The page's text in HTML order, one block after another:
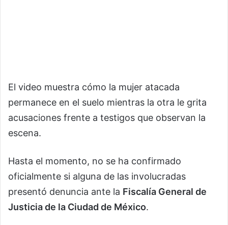
El video muestra cómo la mujer atacada
permanece en el suelo mientras la otra le grita
acusaciones frente a testigos que observan la
escena.
Hasta el momento, no se ha confirmado
oficialmente si alguna de las involucradas
presentó denuncia ante la Fiscalía General de
Justicia de la Ciudad de México.